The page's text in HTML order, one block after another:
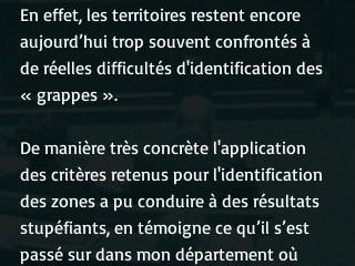
En effet, les territoires restent encore
aujourd’hui trop souvent confrontés à
de réelles difficultés d'identification des
« grappes ».
De manière très concrète l'application
des critères retenus pour l'identification
des zones a pu conduire à des résultats
stupéfiants, en témoigne ce qu’il s’est
passé sur dans mon département où